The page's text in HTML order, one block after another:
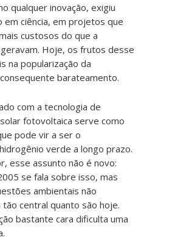
qualquer inovação, exigiu
em ciência, em projetos que
custosos do que a
Hoje, os frutos desse
na popularização da
barateamento.
com a tecnologia de
fotovoltaica serve como
pode vir a ser o
verde a longo prazo.
esse assunto não é novo:
se fala sobre isso, mas
ambientais não
central quanto são hoje.
bastante cara dificulta uma